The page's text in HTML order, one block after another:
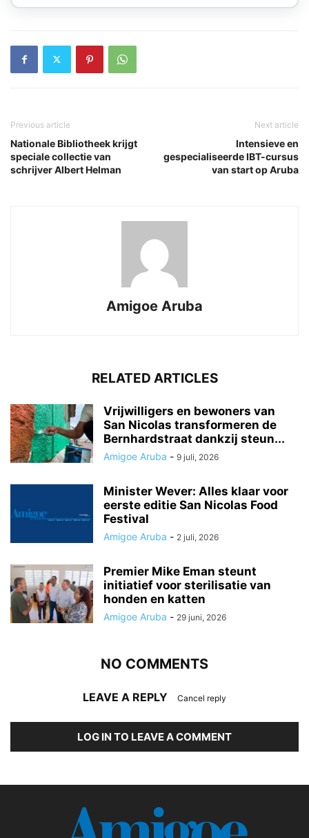
Previous article
Nationale Bibliotheek krijgt
speciale collectie van
schrijver Albert Helman
Next article
Intensieve en
gespecialiseerde IBT-cursus
van start op Aruba
Amigoe Aruba
RELATED ARTICLES
Vrijwilligers en bewoners van
San Nicolas transformeren de
Bernhardstraat dankzij steun...
Amigoe Aruba - 9 juli, 2026
Minister Wever: Alles klaar voor
eerste editie San Nicolas Food
Festival
Amigoe Aruba - 2 juli, 2026
Premier Mike Eman steunt
initiatief voor sterilisatie van
honden en katten
Amigoe Aruba - 29 juni, 2026
NO COMMENTS
LEAVE A REPLY Cancel reply
LOG IN TO LEAVE A COMMENT